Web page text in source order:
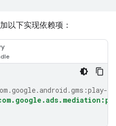
以下实现依赖项：